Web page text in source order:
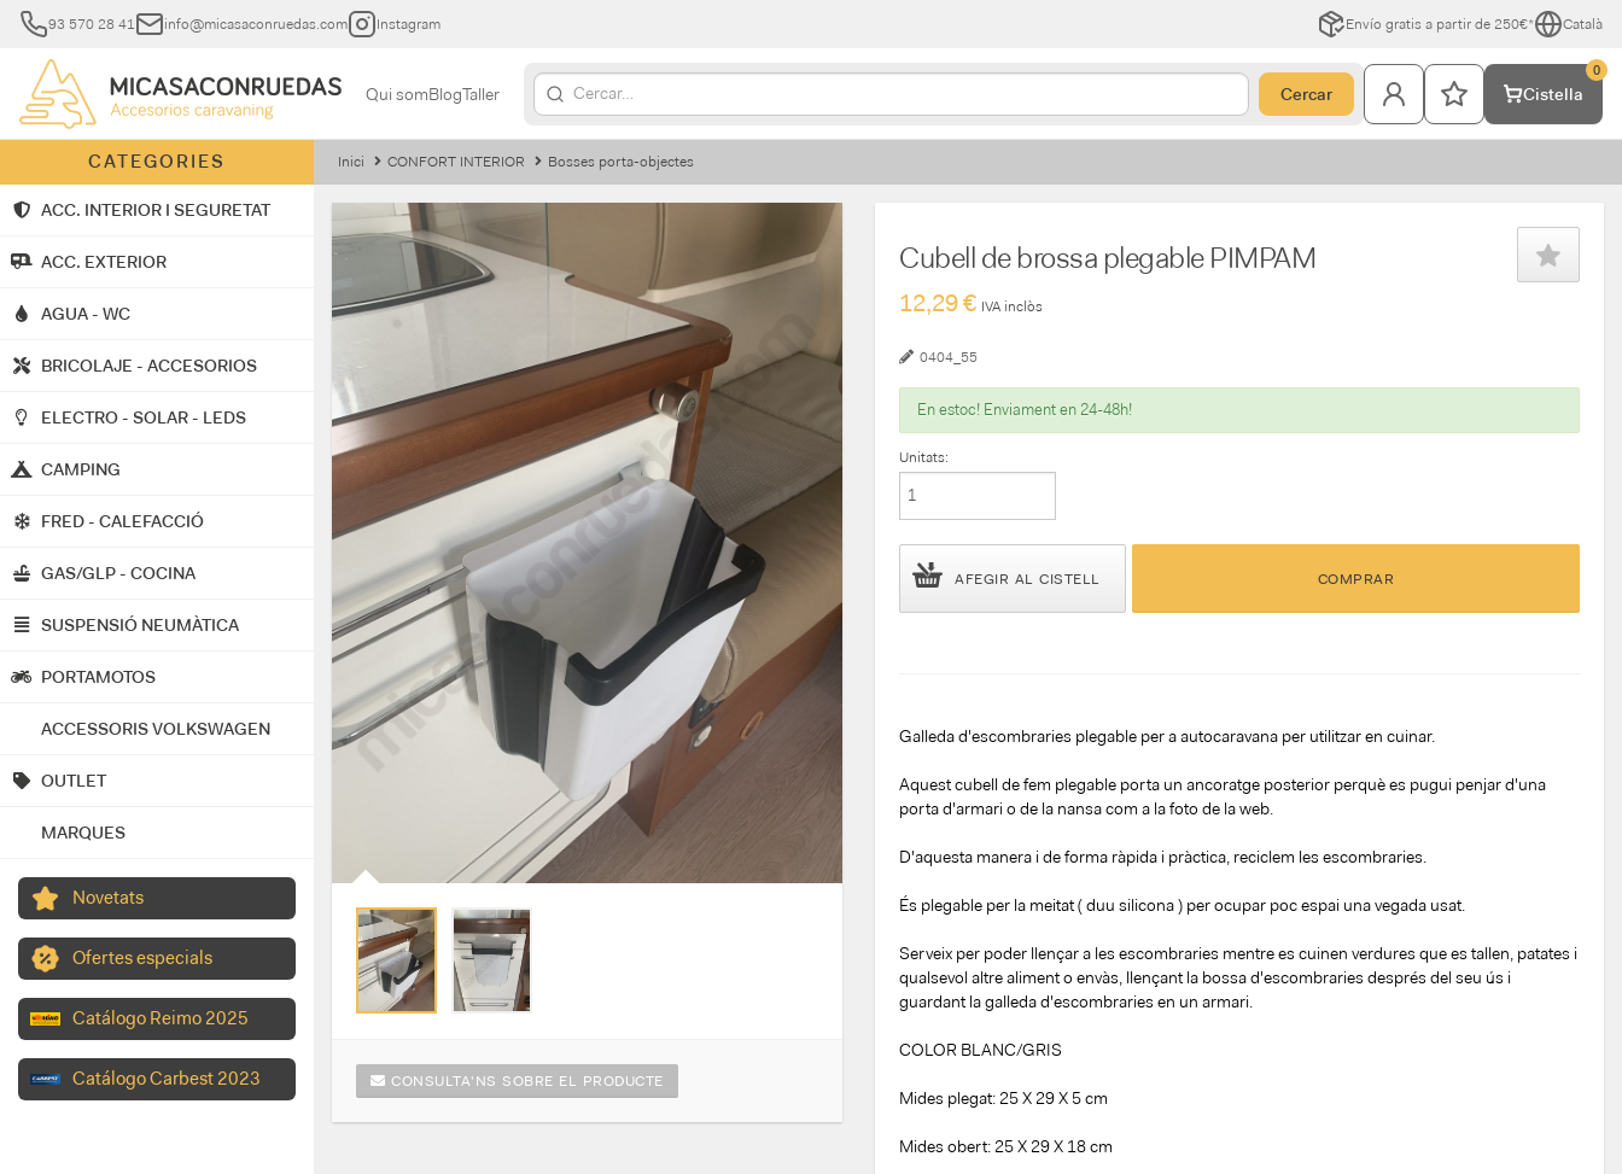
93 570 28 41 info@micasaconruedas.com Instagram Envío gratis a partir de 250€* Català
Qui somBlogTaller Cercar Cistella
0
CATEGORIES
ACC. INTERIOR I SEGURETAT
ACC. EXTERIOR
AGUA - WC
BRICOLAJE - ACCESORIOS
ELECTRO - SOLAR - LEDS
CAMPING
FRED - CALEFACCIÓ
GAS/GLP - COCINA
SUSPENSIÓ NEUMÀTICA
PORTAMOTOS
ACCESSORIS VOLKSWAGEN
OUTLET
MARQUES
Novetats
Ofertes especials
Catálogo Reimo 2025
Catálogo Carbest 2023
Inici CONFORT INTERIOR Bosses porta-objectes
CONSULTA'NS SOBRE EL PRODUCTE
Cubell de brossa plegable PIMPAM
12,29 € IVA inclòs
0404_55
En estoc! Enviament en 24-48h!
Unitats:
AFEGIR AL CISTELL COMPRAR
Galleda d'escombraries plegable per a autocaravana per utilitzar en cuinar.
Aquest cubell de fem plegable porta un ancoratge posterior perquè es pugui penjar d'una
porta d'armari o de la nansa com a la foto de la web.
D'aquesta manera i de forma ràpida i pràctica, reciclem les escombraries.
És plegable per la meitat ( duu silicona ) per ocupar poc espai una vegada usat.
Serveix per poder llençar a les escombraries mentre es cuinen verdures que es tallen, patates i
qualsevol altre aliment o envàs, llençant la bossa d'escombraries després del seu ús i
guardant la galleda d'escombraries en un armari.
COLOR BLANC/GRIS
Mides plegat: 25 X 29 X 5 cm
Mides obert: 25 X 29 X 18 cm